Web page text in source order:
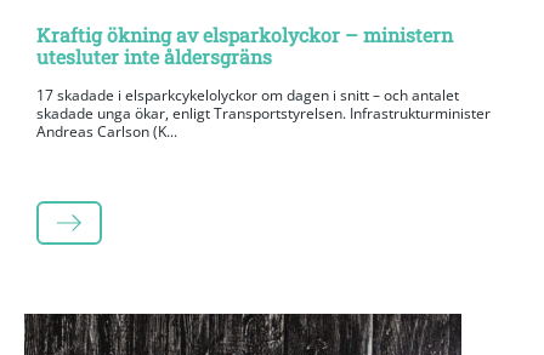
Kraftig ökning av elsparkolyckor – ministern
utesluter inte åldersgräns
17 skadade i elsparkcykelolyckor om dagen i snitt – och antalet
skadade unga ökar, enligt Transportstyrelsen. Infrastrukturminister
Andreas Carlson (K...
LÄS MER